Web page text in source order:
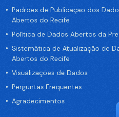
Padrões de Publicação dos
Abertos do Recife
Política de Dados Abertos da
Sistemática de Atualização de
Abertos do Recife
Visualizações de Dados
Perguntas Frequentes
Agradecimentos